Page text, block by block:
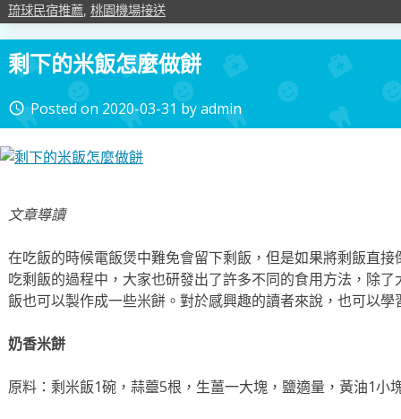
琉球民宿推薦, 桃園機場接送
剩下的米飯怎麼做餅
access_time Posted on 2020-03-31 byadmin
文章導讀
在吃飯的時候電飯煲中難免會留下剩飯，但是如果將剩飯直
吃剩飯的過程中，大家也研發出了許多不同的食用方法，除
飯也可以製作成一些米餅。對於感興趣的讀者來說，也可以
奶香米餅
原料：剩米飯1碗，蒜薹5根，生薑一大塊，鹽適量，黃油1小